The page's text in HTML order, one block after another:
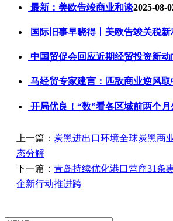
最新：美欧告竣商业和谈2025-08-
国际旧事早晓得丨美欧告竣关税新
中国贸促会回应近期经贸投资新动
马经贸专家建言：匹敌商业逆风取
开局优良！“数”看各区域前两个月
上一篇： 炭黑进出口环境全球炭黑商
态分解
下一篇： 青岛持续优化港口营商31条
企新行动推进跨